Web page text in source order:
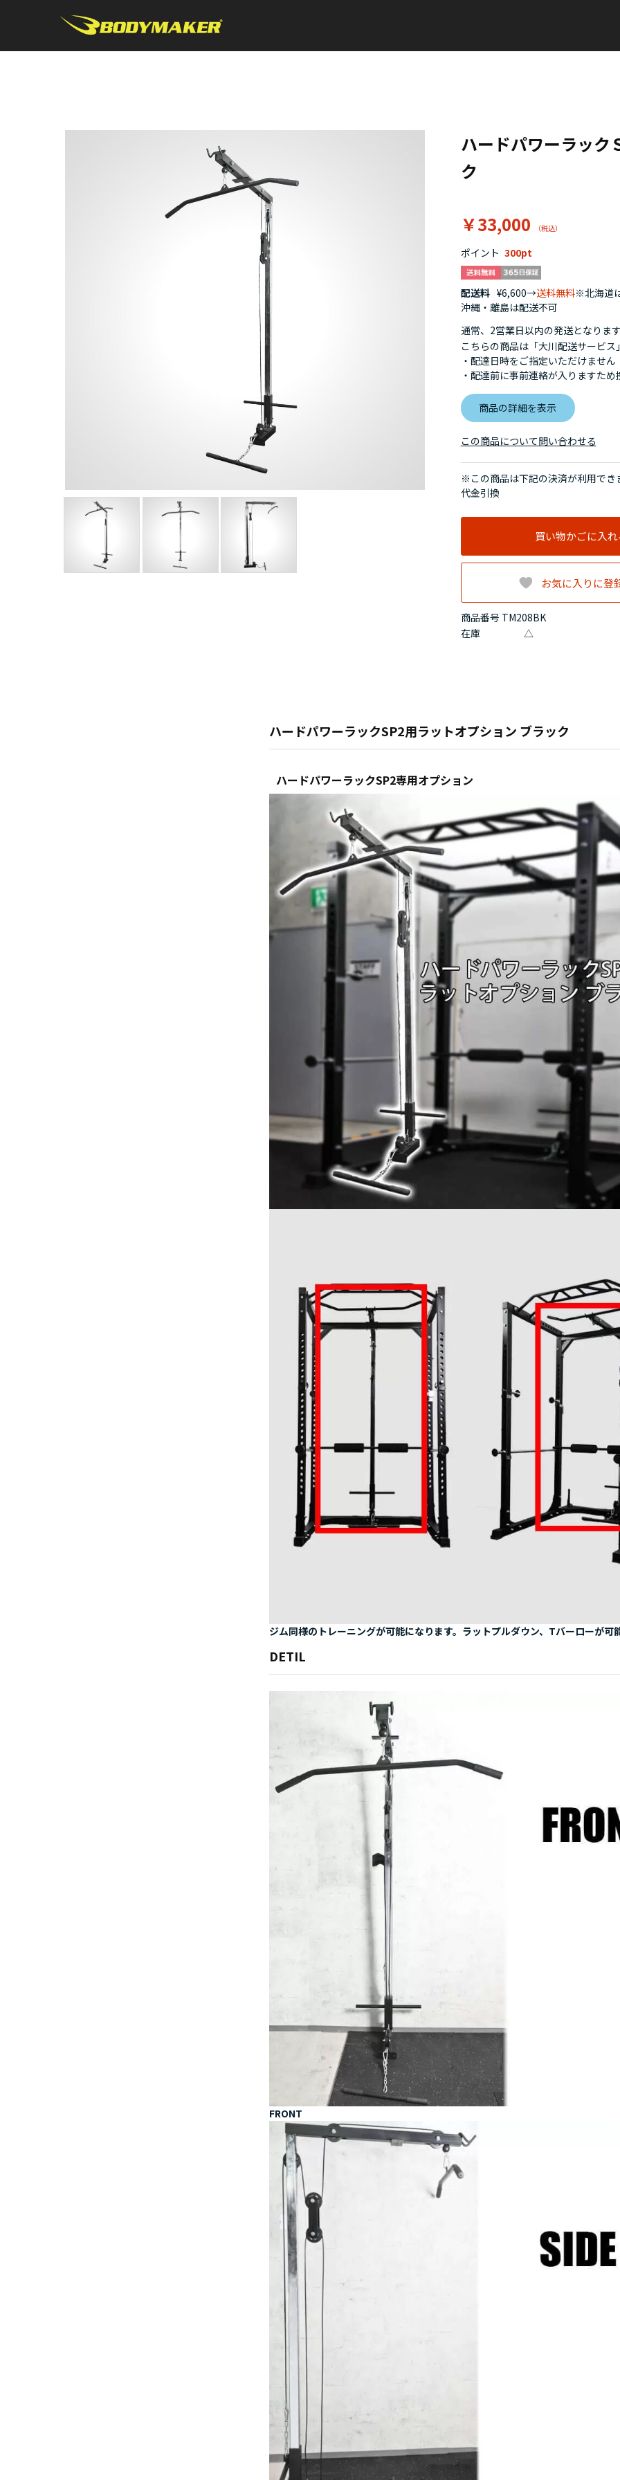
ハードパワーラッ
ク
￥33,000
商品番号 TM208BK
ポイント 300
在庫 △
配送料 ¥6,600→送料無料※北海道
沖縄・離島は配送不可
通常、2営業日以内の発送となりま
こちらの商品は「大川配送サービ
・配達日時をご指定いただけません
・配達前に事前連絡が入りますた
商品の詳細を表示
※この商品は下記の決済が利用でき
代金引換
買い物かごに入
お気に入りに登
この商品について問い合わせる
ハードパワーラックSP2用ラットオプション ブラック
ハードパワーラックSP2専用オプション
ジム同様のトレーニングが可能になります。ラットプルダウン、Tバーローが可
DETIL
FRONT